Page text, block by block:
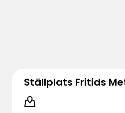
Ställplats Fritids